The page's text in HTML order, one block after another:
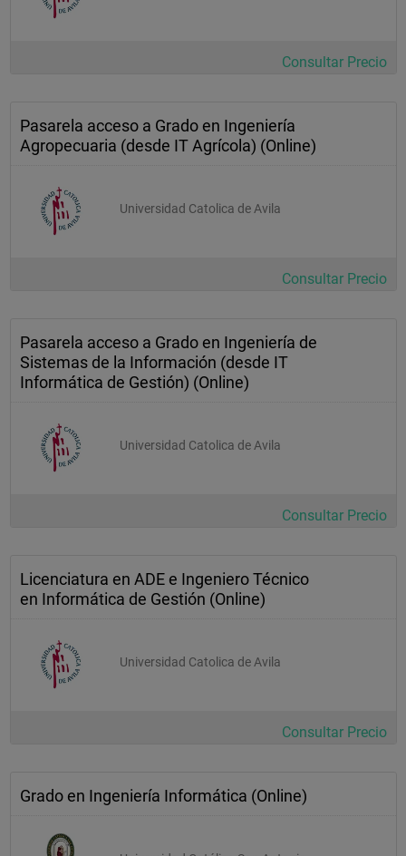
Consultar Precio
Pasarela acceso a Grado en Ingeniería
Agropecuaria (desde IT Agrícola) (Online)
Universidad Catolica de Avila
Consultar Precio
Pasarela acceso a Grado en Ingeniería de
Sistemas de la Información (desde IT
Informática de Gestión) (Online)
Universidad Catolica de Avila
Consultar Precio
Licenciatura en ADE e Ingeniero Técnico
en Informática de Gestión (Online)
Universidad Catolica de Avila
Consultar Precio
Grado en Ingeniería Informática (Online)